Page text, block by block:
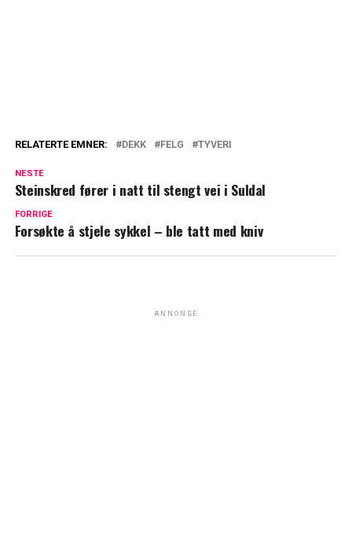
RELATERTE EMNER: DEKK FELG TYVERI
NESTE
Steinskred fører i natt til stengt vei i Suldal
FORRIGE
Forsøkte å stjele sykkel – ble tatt med kniv
ANNONSE